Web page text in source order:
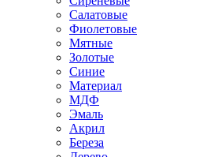
Салатовые
Фиолетовые
Мятные
Золотые
Синие
Материал
МДФ
Эмаль
Акрил
Береза